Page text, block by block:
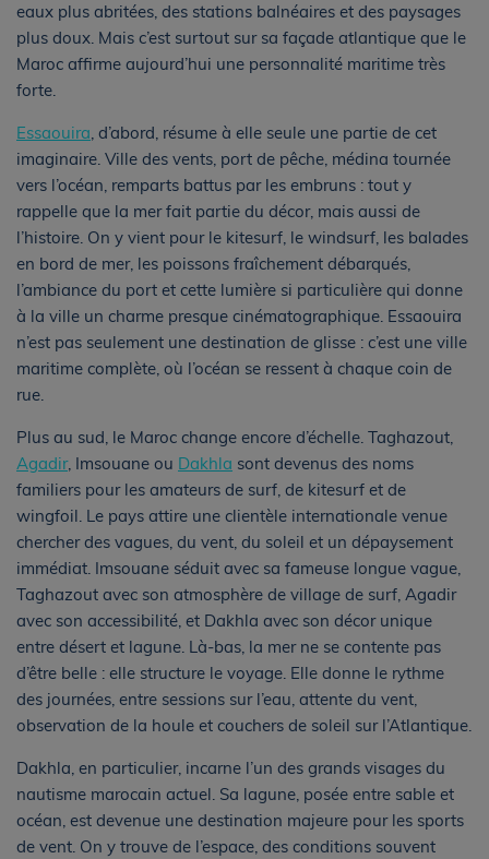
eaux plus abritées, des stations balnéaires et des paysages
plus doux. Mais c’est surtout sur sa façade atlantique que le
Maroc affirme aujourd’hui une personnalité maritime très
forte.
Essaouira, d’abord, résume à elle seule une partie de cet
imaginaire. Ville des vents, port de pêche, médina tournée
vers l’océan, remparts battus par les embruns : tout y
rappelle que la mer fait partie du décor, mais aussi de
l’histoire. On y vient pour le kitesurf, le windsurf, les balades
en bord de mer, les poissons fraîchement débarqués,
l’ambiance du port et cette lumière si particulière qui donne
à la ville un charme presque cinématographique. Essaouira
n’est pas seulement une destination de glisse : c’est une ville
maritime complète, où l’océan se ressent à chaque coin de
rue.
Plus au sud, le Maroc change encore d’échelle. Taghazout,
Agadir, Imsouane ou Dakhla sont devenus des noms
familiers pour les amateurs de surf, de kitesurf et de
wingfoil. Le pays attire une clientèle internationale venue
chercher des vagues, du vent, du soleil et un dépaysement
immédiat. Imsouane séduit avec sa fameuse longue vague,
Taghazout avec son atmosphère de village de surf, Agadir
avec son accessibilité, et Dakhla avec son décor unique
entre désert et lagune. Là-bas, la mer ne se contente pas
d’être belle : elle structure le voyage. Elle donne le rythme
des journées, entre sessions sur l’eau, attente du vent,
observation de la houle et couchers de soleil sur l’Atlantique.
Dakhla, en particulier, incarne l’un des grands visages du
nautisme marocain actuel. Sa lagune, posée entre sable et
océan, est devenue une destination majeure pour les sports
de vent. On y trouve de l’espace, des conditions souvent